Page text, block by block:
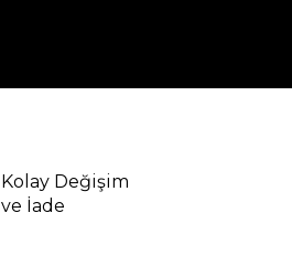
Kolay Değişim
ve İade